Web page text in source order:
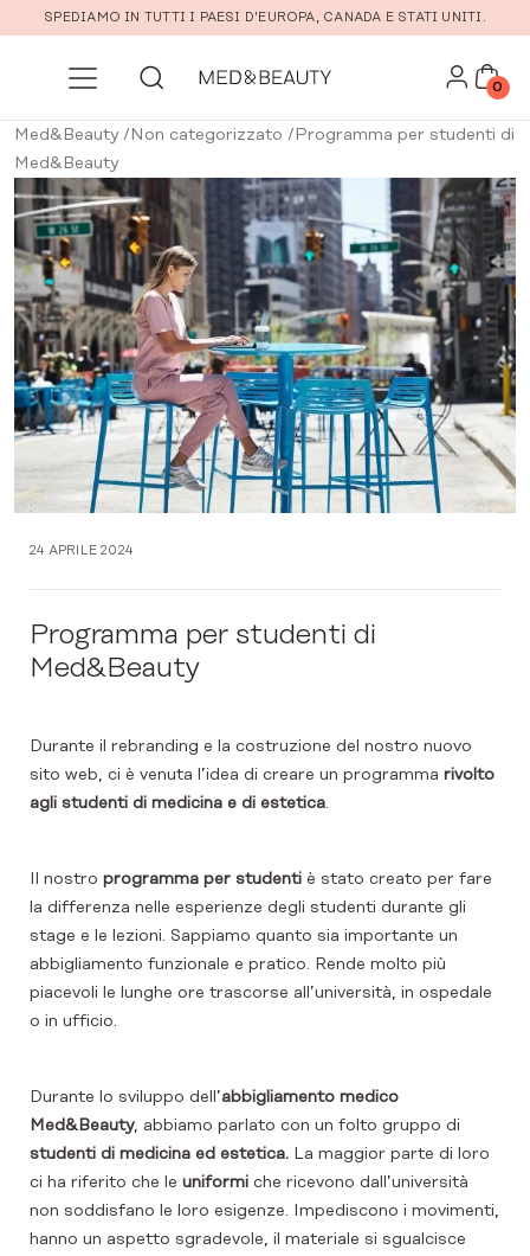
Vai al contenuto principale
SPEDIAMO IN TUTTI I PAESI D'EUROPA, CANADA E STATI UNITI.
0
Med&Beauty/ Non categorizzato / Programma per studenti di
Med&Beauty
24 APRILE 2024
Programma per studenti di
Med&Beauty
Durante il rebranding e la costruzione del nostro nuovo
sito web, ci è venuta l’idea di creare un programma rivolto
agli studenti di medicina e di estetica.
Il nostro programma per studenti è stato creato per fare
la differenza nelle esperienze degli studenti durante gli
stage e le lezioni. Sappiamo quanto sia importante un
abbigliamento funzionale e pratico. Rende molto più
piacevoli le lunghe ore trascorse all’università, in ospedale
o in ufficio.
Durante lo sviluppo dell’abbigliamento medico
Med&Beauty, abbiamo parlato con un folto gruppo di
studenti di medicina ed estetica. La maggior parte di loro
ci ha riferito che le uniformi che ricevono dall’università
non soddisfano le loro esigenze. Impediscono i movimenti,
hanno un aspetto sgradevole, il materiale si sgualcisce